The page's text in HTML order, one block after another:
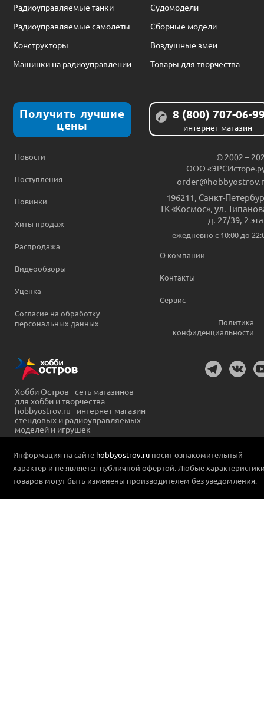
Радиоуправляемые танки
Судомодели
Радиоуправляемые самолеты
Сборные модели
Конструкторы
Воздушные змеи
Машинки на радиоуправлении
Товары для творчества
Получить лучшие
цены
8 (800) 707-06-
интернет-магазин
Новости
Поступления
Новинки
Хиты продаж
Распродажа
Видеообзоры
Уценка
Согласие на обработку
персональных данных
© 2002 –
ООО
196211 Санкт-
ТК «Космос», ул.
д. 27/39, 2
ежедневно c 10:00 до
О компании
Контакты
Сервис
Политика
конфиденциальности
Хобби Остров - сеть магазинов
для хобби и творчества
hobbyostrov.ru - интернет-магазин
стендовых и радиоуправляемых
моделей и игрушек
Информация на сайте hobbyostrov.ru носит ознакомительный
характер и не является публичной офертой. Любые
товаров могут быть изменены производителем без уведомления.